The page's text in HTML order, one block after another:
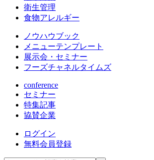
衛生管理
食物アレルギー
ノウハウブック
メニューテンプレート
展示会・セミナー
フーズチャネルタイムズ
conference
セミナー
特集記事
協賛企業
ログイン
無料会員登録